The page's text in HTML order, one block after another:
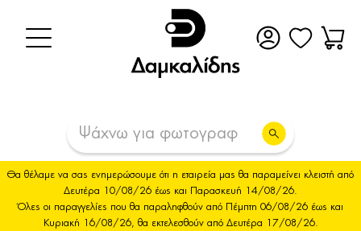
Θα θέλαμε να σας ενημερώσουμε ότι η εταιρεία μας θα παραμείνει κλειστή από
Δευτέρα 10/08/26 έως και Παρασκευή 14/08/26.
Όλες οι παραγγελίες που θα παραληφθούν από Πέμπτη 06/08/26 έως και
Κυριακή 16/08/26, θα εκτελεσθούν από Δευτέρα 17/08/26.